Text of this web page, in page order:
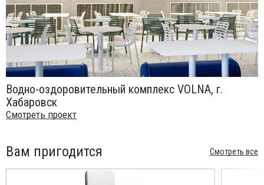
Водно-оздоровительный комплекс VOLNA, г.
Хабаровск
Смотреть проект
Вам пригодится Смотреть все